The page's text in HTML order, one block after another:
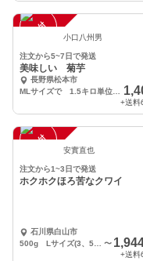
注
文
受
付
停
止 小口八州男
注文から5~7日で発送
美味しい 菊芋
長野県松本市
+送料
注
文
受
付
停
止 安實直也
注文から1~3日で発送
ホクホクほろ苦なクワイ
石川県白山市
〜
+送料